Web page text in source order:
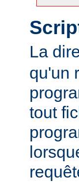
La
qu'un
tout